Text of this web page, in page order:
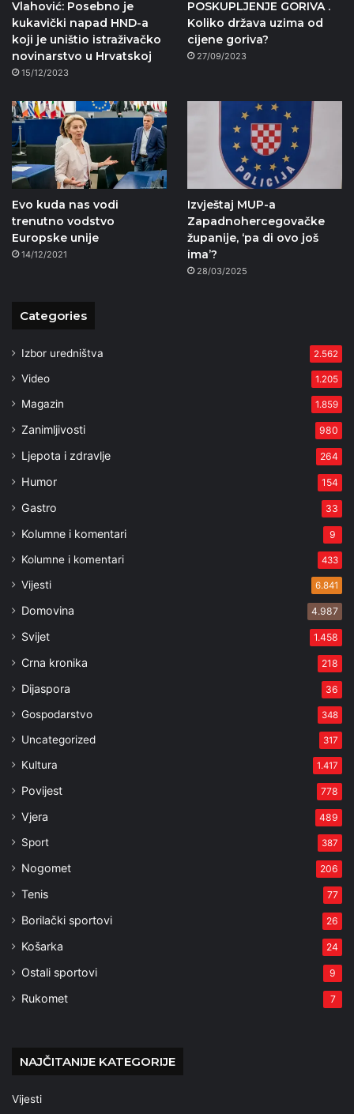
Vlahović: Posebno je
kukavički napad HND-a
koji je uništio istraživačko
novinarstvo u Hrvatskoj
15/12/2023
POSKUPLJENJE GORIVA .
Koliko država uzima od
cijene goriva?
27/09/2023
Evo kuda nas vodi
trenutno vodstvo
Europske unije
14/12/2021
Izvještaj MUP-a
Zapadnohercegovačke
županije, ‘pa di ovo još
ima’?
28/03/2025
Categories
Izbor uredništva 2.562
Video 1.205
Magazin 1.859
Zanimljivosti 980
Ljepota i zdravlje 264
Humor 154
Gastro 33
Kolumne i komentari 9
Kolumne i komentari 433
Vijesti 6.841
Domovina 4.987
Svijet 1.458
Crna kronika 218
Dijaspora 36
Gospodarstvo 348
Uncategorized 317
Kultura 1.417
Povijest 778
Vjera 489
Sport 387
Nogomet 206
Tenis 77
Borilački sportovi 26
Košarka 24
Ostali sportovi 9
Rukomet 7
NAJČITANIJE KATEGORIJE
Vijesti